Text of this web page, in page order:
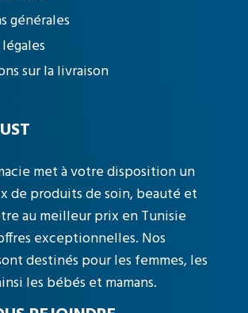
générales
sur la livraison
met à votre disposition un
de produits de soin, beauté et
au meilleur prix en Tunisie
exceptionnelles. Nos
destinés pour les femmes, les
les bébés et mamans.